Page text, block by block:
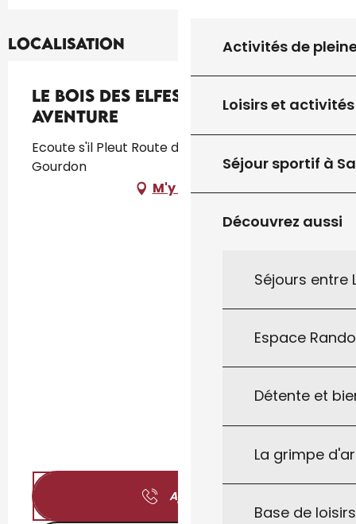
Activités de
Loisirs et activités
Séjour sportif à
Découvrez aussi
Séjours entre
Espace
Détente et
La grimpe
Base de
Localisation
Le Bois des Elfes - Parc
Aventure
Ecoute s'il Pleut Route de Sarlat, 46300
Gourdon
M'y rendre
Appeler